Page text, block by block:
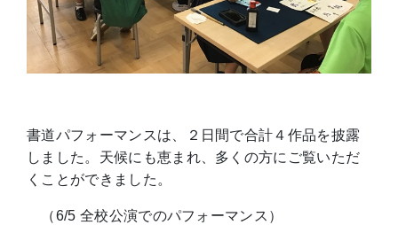
書道パフォーマンスは、２日間で合計４作品を披露
しました。天候にも恵まれ、多くの方にご覧いただ
くことができました。
（6/5 全校公演でのパフォーマンス）